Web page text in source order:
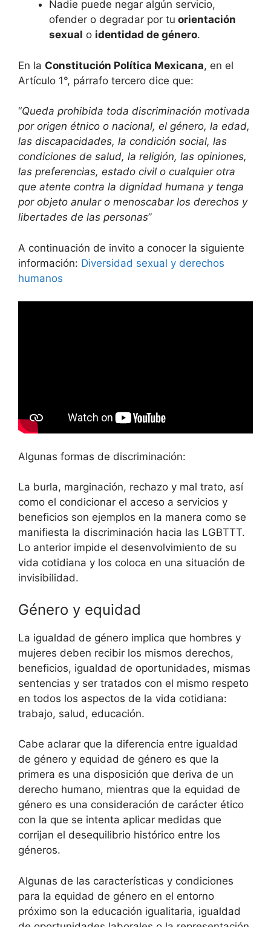
Nadie puede negar algún servicio,
ofender o degradar por tu orientación
sexual o identidad de género.
En la Constitución Política Mexicana, en el
Artículo 1°, párrafo tercero dice que:
“Queda prohibida toda discriminación motivada
por origen étnico o nacional, el género, la edad,
las discapacidades, la condición social, las
condiciones de salud, la religión, las opiniones,
las preferencias, estado civil o cualquier otra
que atente contra la dignidad humana y tenga
por objeto anular o menoscabar los derechos y
libertades de las personas”
A continuación de invito a conocer la siguiente
información: Diversidad sexual y derechos
humanos
Algunas formas de discriminación:
La burla, marginación, rechazo y mal trato, así
como el condicionar el acceso a servicios y
beneficios son ejemplos en la manera como se
manifiesta la discriminación hacia las LGBTTT.
Lo anterior impide el desenvolvimiento de su
vida cotidiana y los coloca en una situación de
invisibilidad.
Género y equidad
La igualdad de género implica que hombres y
mujeres deben recibir los mismos derechos,
beneficios, igualdad de oportunidades, mismas
sentencias y ser tratados con el mismo respeto
en todos los aspectos de la vida cotidiana:
trabajo, salud, educación.
Cabe aclarar que la diferencia entre igualdad
de género y equidad de género es que la
primera es una disposición que deriva de un
derecho humano, mientras que la equidad de
género es una consideración de carácter ético
con la que se intenta aplicar medidas que
corrijan el desequilibrio histórico entre los
géneros.
Algunas de las características y condiciones
para la equidad de género en el entorno
próximo son la educación igualitaria, igualdad